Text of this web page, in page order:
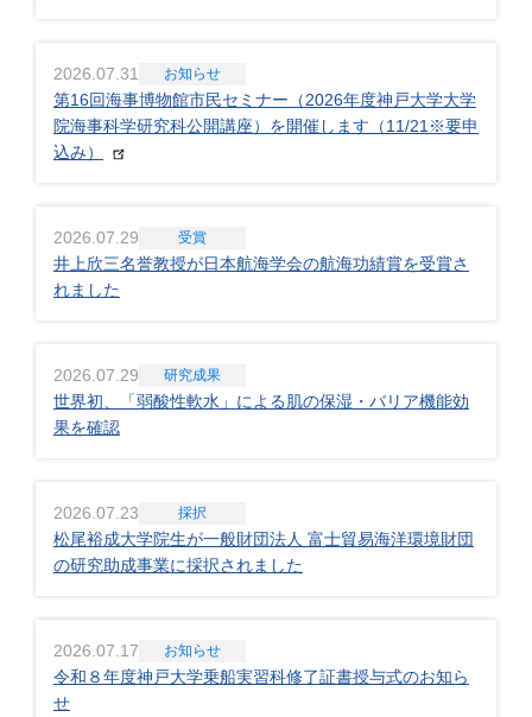
2026.07.31 お知らせ
第16回海事博物館市民セミナー（2026年度神戸大学大学
院海事科学研究科公開講座）を開催します（11/21※要申
込み）
2026.07.29 受賞
井上欣三名誉教授が日本航海学会の航海功績賞を受賞さ
れました
2026.07.29 研究成果
世界初、「弱酸性軟水」による肌の保湿・バリア機能効
果を確認
2026.07.23 採択
松尾裕成大学院生が一般財団法人 富士貿易海洋環境財団
の研究助成事業に採択されました
2026.07.17 お知らせ
令和８年度神戸大学乗船実習科修了証書授与式のお知ら
せ